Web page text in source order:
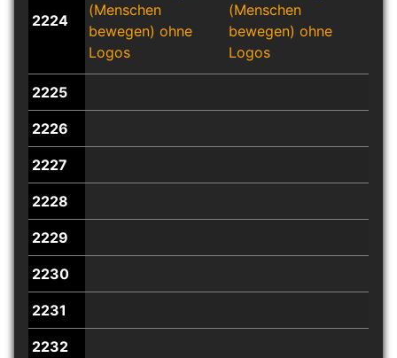
2224
(Menschen
bewegen) ohne
Logos
(Menschen
bewegen) ohne
Logos
2225
2226
2227
2228
2229
2230
2231
2232